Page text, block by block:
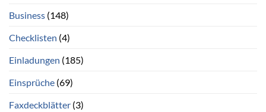
Business (148)
Checklisten (4)
Einladungen (185)
Einsprüche (69)
Faxdeckblätter (3)